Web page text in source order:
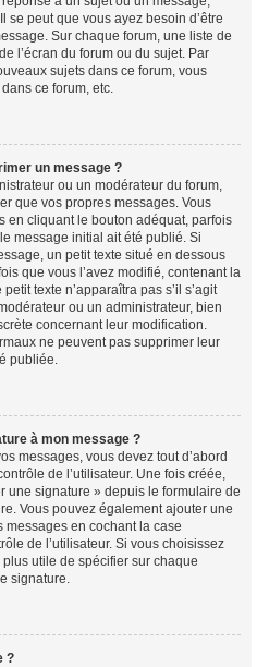
peut que vous ayez besoin d’être
Sur chaque forum, une liste de
l’écran du forum ou du sujet. Par
sujets dans ce forum, vous
ce forum, etc.
un message ?
ou un modérateur du forum,
que vos propres messages. Vous
en cliquant le bouton adéquat, parfois
message initial ait été publié. Si
un petit texte situé en dessous
que vous l’avez modifié, contenant la
texte n’apparaîtra pas s’il s’agit
ou un administrateur, bien
concernant leur modification.
ne peuvent pas supprimer leur
publiée.
à mon message ?
messages, vous devez tout d’abord
de l’utilisateur. Une fois créée,
une signature » depuis le formulaire de
Vous pouvez également ajouter une
en cochant la case
de l’utilisateur. Si vous choisissez
utile de spécifier sur chaque
signature.
?